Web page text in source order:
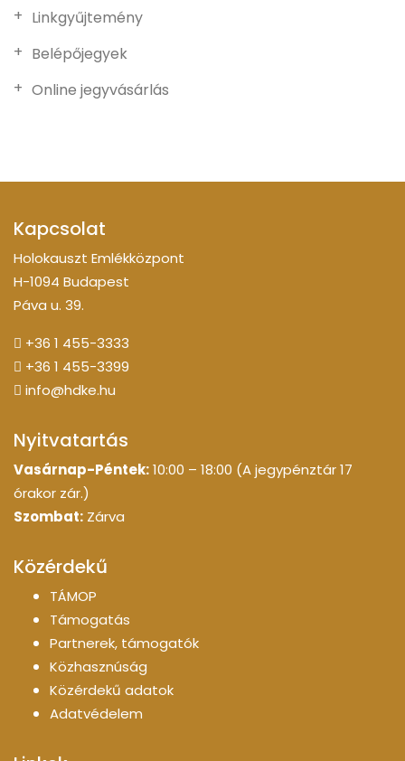
Linkgyűjtemény
Belépőjegyek
Online jegyvásárlás
Kapcsolat
Holokauszt Emlékközpont
H-1094 Budapest
Páva u. 39.
+36 1 455-3333
+36 1 455-3399
info@hdke.hu
Nyitvatartás
Vasárnap-Péntek:10:00 – 18:00 (A jegypénztár 17
órakor zár.)
Szombat: Zárva
Közérdekű
TÁMOP
Támogatás
Partnerek, támogatók
Közhasznúság
Közérdekű adatok
Adatvédelem